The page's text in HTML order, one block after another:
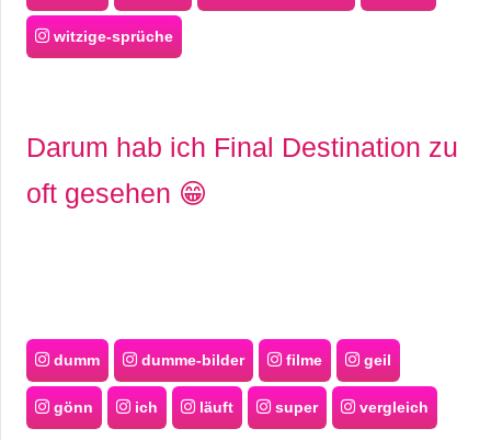
witzige-sprüche
Darum hab ich Final Destination zu
oft gesehen 😁
dumm dumme-bilder filme geil
gönn ich läuft super vergleich